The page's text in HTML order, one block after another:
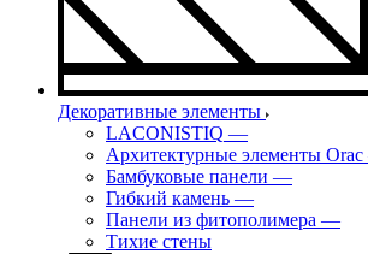
Декоративные элементы
LACONISTIQ —
Архитектурные элементы Orac
Бамбуковые панели —
Гибкий камень —
Панели из фитополимера —
Тихие стены